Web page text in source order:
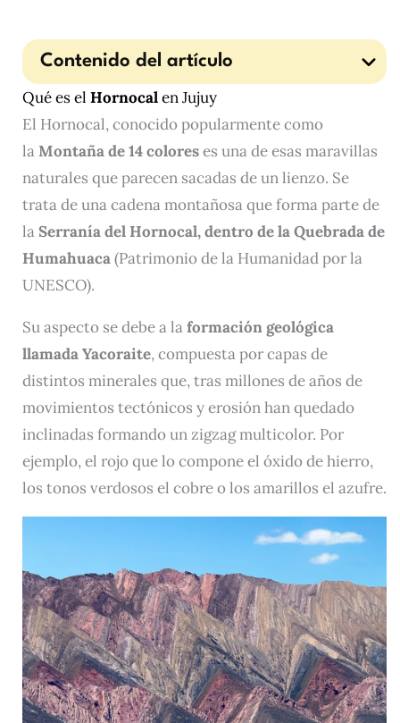
Contenido del artículo
Qué es el Hornocalen Jujuy
El Hornocal, conocido popularmente como
laMontaña de 14 coloreses una de esas maravillas
naturales que parecen sacadas de un lienzo. Se
trata de una cadena montañosa que forma parte de
laSerranía del Hornocal, dentro de la Quebrada de
Humahuaca(Patrimonio de la Humanidad por la
UNESCO).
Su aspecto se debe a laformación geológica
llamada Yacoraite, compuesta por capas de
distintos minerales que, tras millones de años de
movimientos tectónicos y erosión han quedado
inclinadas formando un zigzag multicolor. Por
ejemplo, el rojo que lo compone el óxido de hierro,
los tonos verdosos el cobre o los amarillos el azufre.